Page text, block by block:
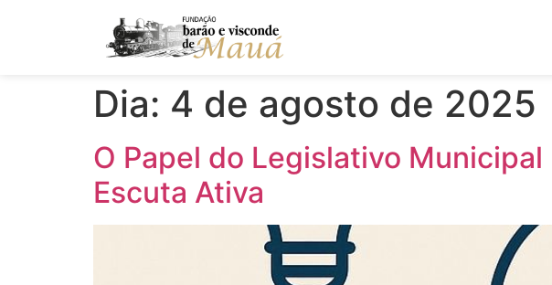
Dia: 4 de agosto de 2025
O Papel do Legislativo
Escuta Ativa